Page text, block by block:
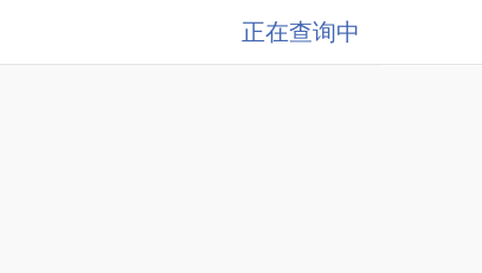
正在查询中